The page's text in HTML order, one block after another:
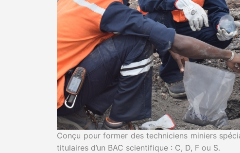
Conçu pour former des techniciens miniers
titulaires d’un BAC scientifique : C, D, F ou S.